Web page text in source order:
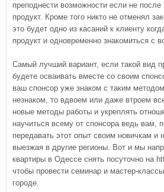
преподнести возможности если не после
продукт. Кроме того никто не отменял
это будет одно из касаний к клиенту
продукт и одновременно знакомиться с
Самый лучший вариант, если такой вид
будете осваивать вместе со своим
ваш спонсор уже знаком с таким
незнаком, то вдвоем или даже втроем
новые методы работы и укреплять
научиться всему от спонсора ведь вам,
передавать этот опыт своим новичкам и
выезжая в другие регионы. Вот и мы
квартиры в Одессе снять посуточно на
чтобы провести семинар и мастер-
городе.